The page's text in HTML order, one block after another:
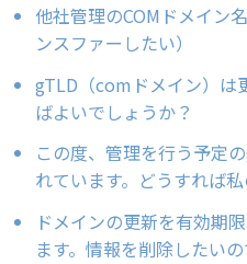
他社管理のCOMドメイン
ンスファーしたい）
gTLD（comドメイン）は
ばよいでしょうか？
この度、管理を行う予定
れています。どうすれば
ドメインの更新を有効期
ます。情報を削除したいの